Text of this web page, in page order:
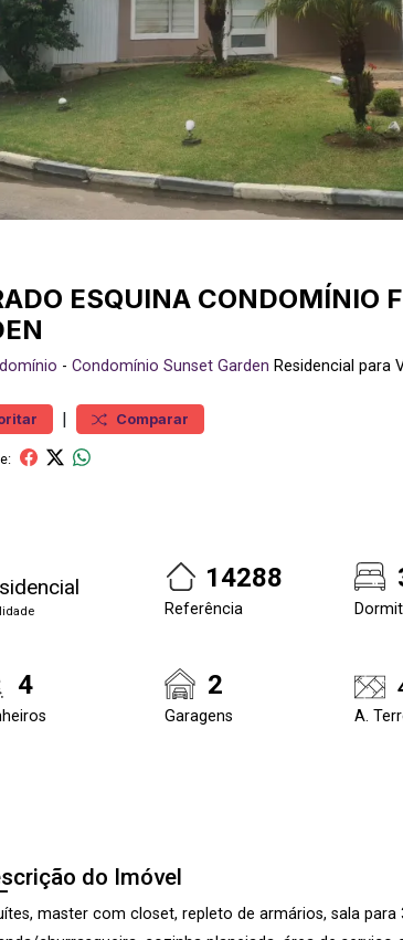
ESQUINA CONDOMÍNIO
- Condomínio Sunset Garden Residencial para
| Comparar
14288
Referência
4 2
Garagens A.
do Imóvel
master com closet, repleto de armários, sala